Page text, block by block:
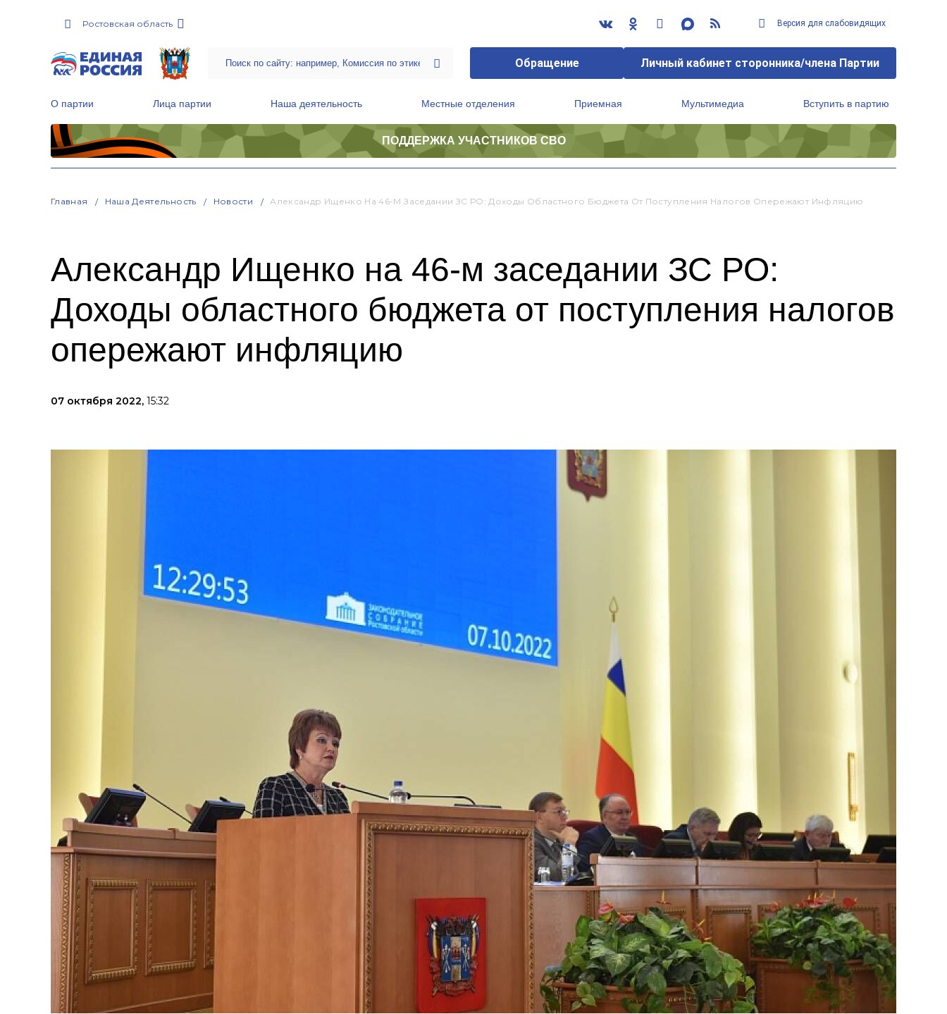
Ростовская область Версия для слабовидящих
Обращение Личный кабинет сторонника/члена Партии
О партии Лица партии Наша деятельность Местные отделения Приемная Мультимедиа Вступить в партию
ПОДДЕРЖКА УЧАСТНИКОВ СВО
Главная Наша Деятельность Новости Александр Ищенко На 46-М Заседании ЗС РО: Доходы Областного Бюджета От Поступления Налогов Опережают Инфляцию
Александр Ищенко на 46-м заседании ЗС РО:
Доходы областного бюджета от поступления налогов
опережают инфляцию
07 октября 2022, 15:32